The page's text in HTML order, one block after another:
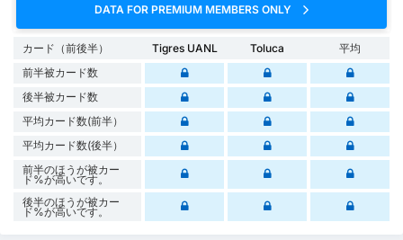
DATA FOR PREMIUM MEMBERS ONLY
カード（前後半） Tigres UANL Toluca
平均
前半被カード数
後半被カード数
平均カード数(前半）
平均カード数(後半）
前半のほうが被カー
ド%が高いです。
後半のほうが被カー
ド%が高いです。